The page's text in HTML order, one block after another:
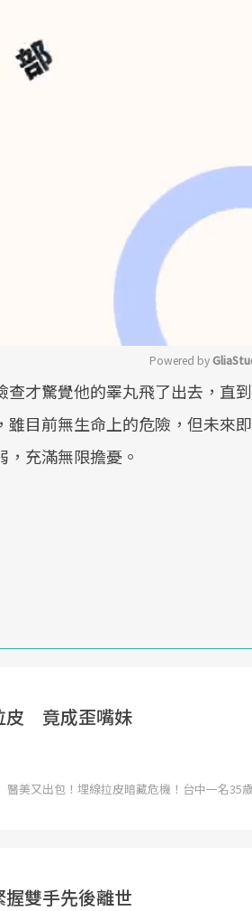
Mute
Powered by
才驚覺他的睪丸飛了出去，直
目前無生命上的危險，但未來
充滿無限擔憂。
皮 竟成歪嘴妹
醫美又出包！埋線拉皮暗藏危機！台中一名35
雙手先後離世